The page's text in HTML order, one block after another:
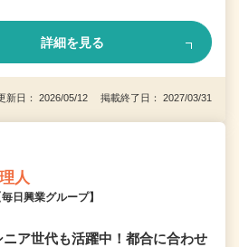
詳細を見る
新日： 2026/05/12 掲載終了日： 2027/03/31
人
日興業グループ】
ア世代も活躍中！都合に合わせ